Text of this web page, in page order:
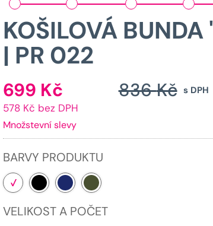
KOŠILOVÁ
| PR 022
s DPH
836Kč
699 KčAktuální
cena
je:
578 Kč bez DPH
Množstevní slevy
BARVY PRODUKTU
VELIKOST A POČET